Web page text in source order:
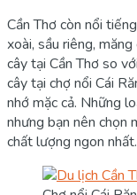
Cần Thơ còn nổi
xoài, sầu riêng,
cây tại Cần Thơ so
cây tại chợ nổi Cái
nhớ mặc cả. Những
nhưng bạn nên chọn
chất lượng ngon nhất.